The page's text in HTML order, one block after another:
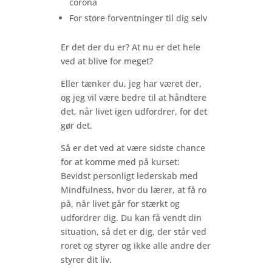
For store forventninger til dig selv
Er det der du er? At nu er det hele
ved at blive for meget?
Eller tænker du, jeg har været der,
og jeg vil være bedre til at håndtere
det, når livet igen udfordrer, for det
gør det.
Så er det ved at være sidste chance
for at komme med på kurset:
Bevidst personligt lederskab med
Mindfulness, hvor du lærer, at få ro
på, når livet går for stærkt og
udfordrer dig. Du kan få vendt din
situation, så det er dig, der står ved
roret og styrer og ikke alle andre der
styrer dit liv.